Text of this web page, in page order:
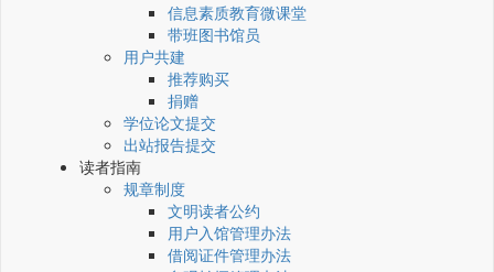
信息素质教育微课堂
带班图书馆员
用户共建
推荐购买
捐赠
学位论文提交
出站报告提交
读者指南
规章制度
文明读者公约
用户入馆管理办法
借阅证件管理办法